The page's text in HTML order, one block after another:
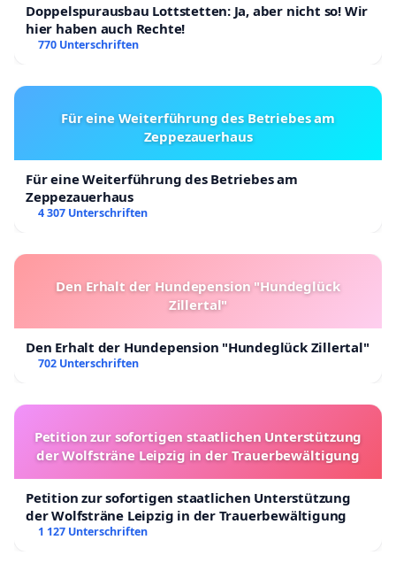
Doppelspurausbau Lottstetten: Ja, aber nicht so! Wir
hier haben auch Rechte!
770 Unterschriften
Für eine Weiterführung des Betriebes am
Zeppezauerhaus
Für eine Weiterführung des Betriebes am
Zeppezauerhaus
4 307 Unterschriften
Den Erhalt der Hundepension "Hundeglück
Zillertal"
Den Erhalt der Hundepension "Hundeglück Zillertal"
702 Unterschriften
Petition zur sofortigen staatlichen Unterstützung
der Wolfsträne Leipzig in der Trauerbewältigung
Petition zur sofortigen staatlichen Unterstützung
der Wolfsträne Leipzig in der Trauerbewältigung
1 127 Unterschriften